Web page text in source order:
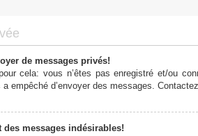
de messages privés!
cela: vous n’êtes pas enregistré et/ou
a empêché d’envoyer des messages.
des messages indésirables!